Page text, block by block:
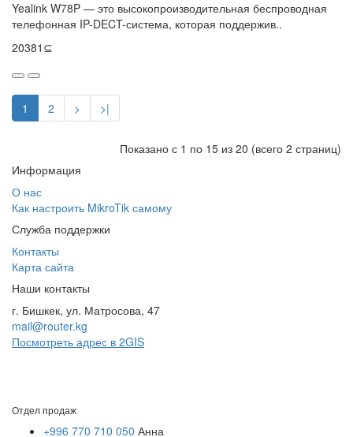
Yealink W78P — это высокопроизводительная беспроводная
телефонная IP-DECT-система, которая поддержив..
20381⊆
1 2 > >|
Показано с 1 по 15 из 20 (всего 2 страниц)
Информация
О нас
Как настроить MikroTik самому
Служба поддержки
Контакты
Карта сайта
Наши контакты
г. Бишкек, ул. Матросова, 47
mail@router.kg
Посмотреть адрес в 2GIS
Отдел продаж
+996 770 710 050 Анна